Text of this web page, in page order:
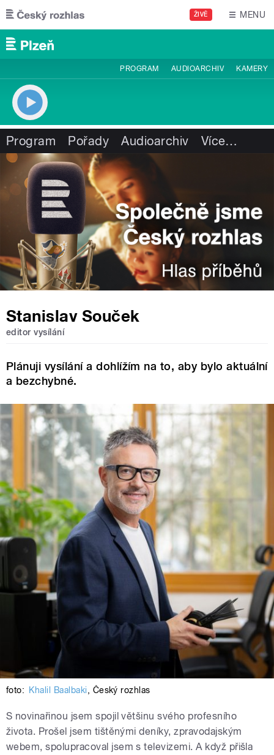
Přejít k hlavnímu obsahu
ŽIVĚ MENU
PROGRAM AUDIOARCHIV KAMERY
Program Pořady Audioarchiv Více…
Stanislav Souček
editor vysílání
Plánuji vysílání a dohlížím na to, aby bylo aktuální
a bezchybné.
foto: Khalil Baalbaki, Český rozhlas
S novinařinou jsem spojil většinu svého profesního
života. Prošel jsem tištěnými deníky, zpravodajským
webem, spolupracoval jsem s televizemi. A když přišla